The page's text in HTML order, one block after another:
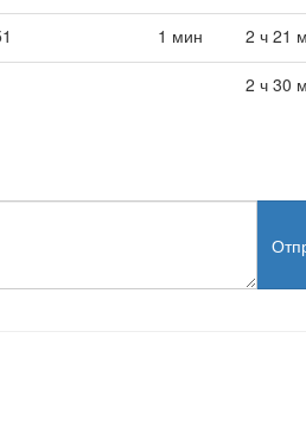
1 мин 2 ч 21
2 ч 30